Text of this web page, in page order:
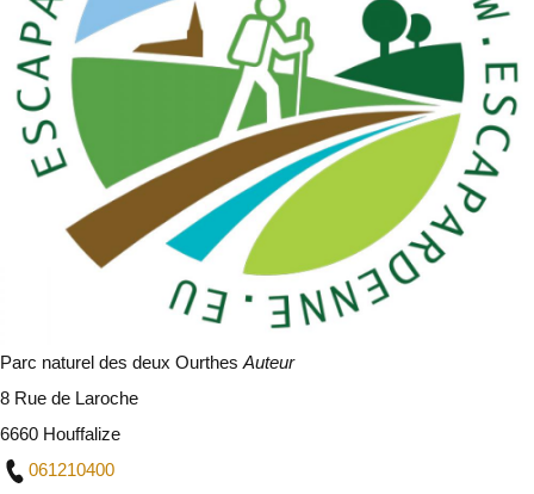
Parc naturel des deux OurthesAuteur
8 Rue de Laroche
6660 Houffalize
061210400